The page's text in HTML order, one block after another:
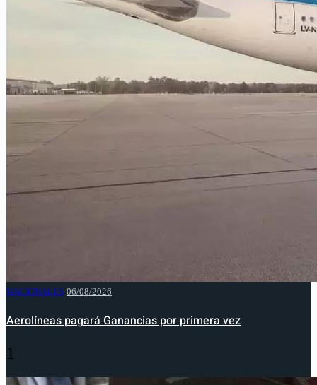
NACIONALES 06/08/2026
Aerolíneas pagará Ganancias por primera vez
1